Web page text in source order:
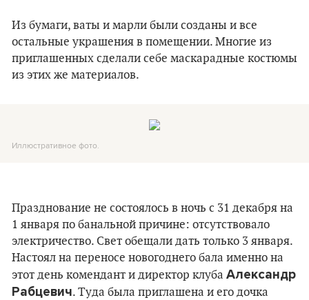
Из бумаги, ваты и марли были созданы и все
остальные украшения в помещении. Многие из
приглашенных сделали себе маскарадные костюмы
из этих же материалов.
Иллюстративное фото.
Празднование не состоялось в ночь с 31 декабря на
1 января по банальной причине: отсутствовало
электричество. Свет обещали дать только 3 января.
Настоял на переносе новогоднего бала именно на
этот день комендант и директор клуба Александр
Рабцевич. Туда была приглашена и его дочка